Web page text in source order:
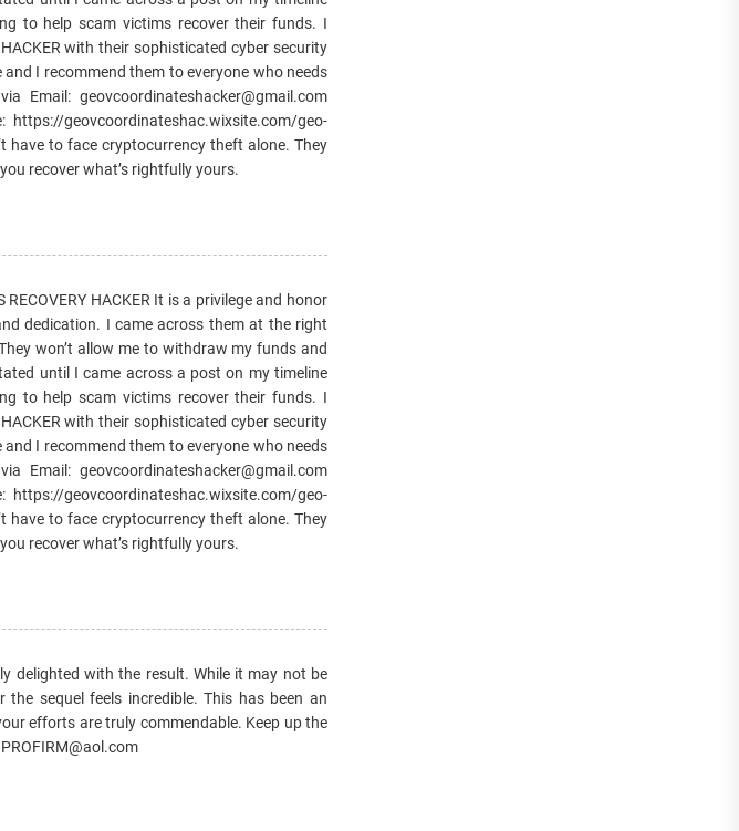
to help scam victims recover their funds. I
with their sophisticated cyber security
I recommend them to everyone who needs
geovcoordinateshacker@gmail.com
geovcoordinateshac.wixsite.com/geo-
have to face cryptocurrency theft alone. They
recover what’s rightfully yours.
RECOVERY HACKER It is a privilege and honor
dedication. I came across them at the right
won’t allow me to withdraw my funds and
until I came across a post on my timeline
to help scam victims recover their funds. I
with their sophisticated cyber security
I recommend them to everyone who needs
geovcoordinateshacker@gmail.com
geovcoordinateshac.wixsite.com/geo-
have to face cryptocurrency theft alone. They
recover what’s rightfully yours.
delighted with the result. While it may not be
sequel feels incredible. This has been an
efforts are truly commendable. Keep up the